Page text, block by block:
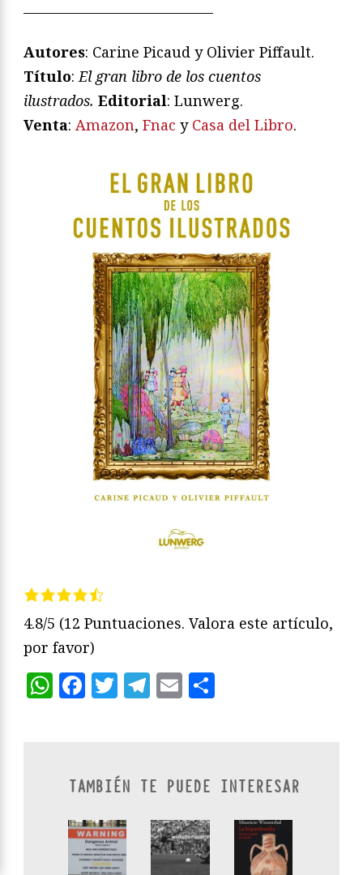
—————————————
Autores: Carine Picaud y Olivier Piffault.
Título: El gran libro de los cuentos
ilustrados. Editorial: Lunwerg.
Venta: Amazon, Fnac y Casa del Libro.
4.8/5 (12 Puntuaciones. Valora este artículo,
por favor)
WhatsApp
Facebook
Twitter
Telegram
Email
TAMBIÉN TE PUEDE INTERESAR